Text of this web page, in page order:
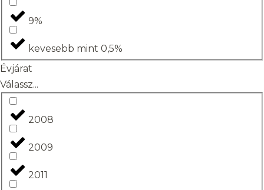
9%
kevesebb mint 0,5%
Évjárat
Válassz...
2008
2009
2011